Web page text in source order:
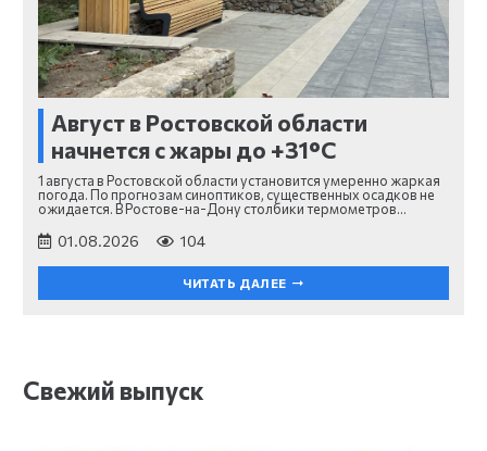
Август в Ростовской области
начнется с жары до +31°C
1 августа в Ростовской области установится умеренно жаркая
погода. По прогнозам синоптиков, существенных осадков не
ожидается. В Ростове-на-Дону столбики термометров…
01.08.2026 104
ЧИТАТЬ ДАЛЕЕ
Свежий выпуск